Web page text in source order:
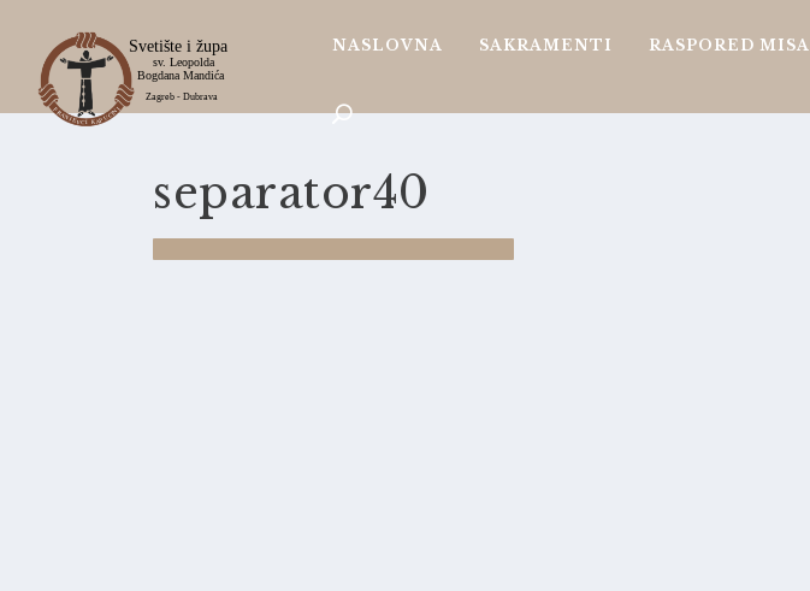
NASLOVNA SAKRAMENTI RASPORED MISA
separator40